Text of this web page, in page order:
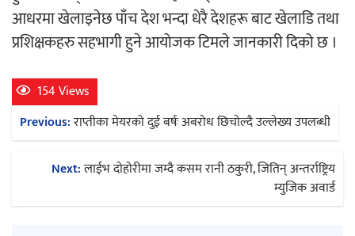
अर्जुन चन्द्रको ‘संवेदनाका प्रतिध्वनि’
मुक्तकसङ्ग्रह लोकार्पण
‘दुर्गा’ निर्माण गर्दै सम्राट
आधरमा खेलाइनेछ पाँच देश भन्दा धेरै देशहरू बाट खेलाडि तथा
प्रशिक्षकहरु सहभागी हुने आयोजक टिमले जानकारी दिको छ ।
154 Views
Post
navigation
Previous:राप्तीका मेयरको दुई बर्षः अबरोध छिचोल्दै उल्लेख्य उपलब्धी
Next:लाईभ दोहोरीमा जम्दै कसम रानी ठकुरी, जितिन् अन्तर्राष्ट्रिय
म्युजिक अवार्ड